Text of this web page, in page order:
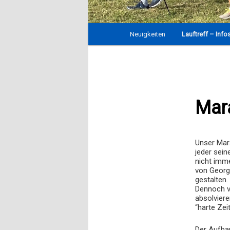
Zum
Neuigkeiten Lauftreff –
Unser
jeder
nicht
von
gestalten.
Dennoch
“harte